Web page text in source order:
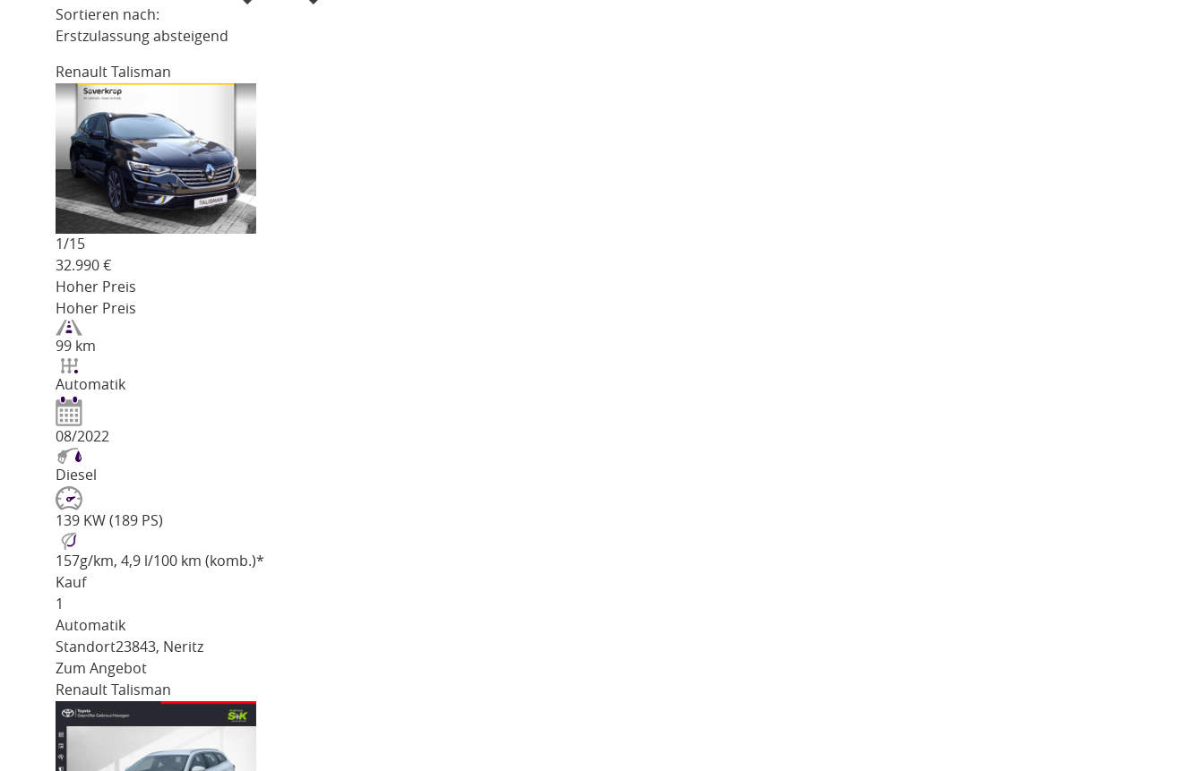
Sortieren nach:
Erstzulassung absteigend
Renault Talisman
1/15
32.990 €
Hoher Preis
Hoher Preis
99 km
Automatik
08/2022
Diesel
139 KW (189 PS)
157g/km, 4,9 l/100 km (komb.)*
Kauf
1
Automatik
Standort23843, Neritz
Zum Angebot
Renault Talisman